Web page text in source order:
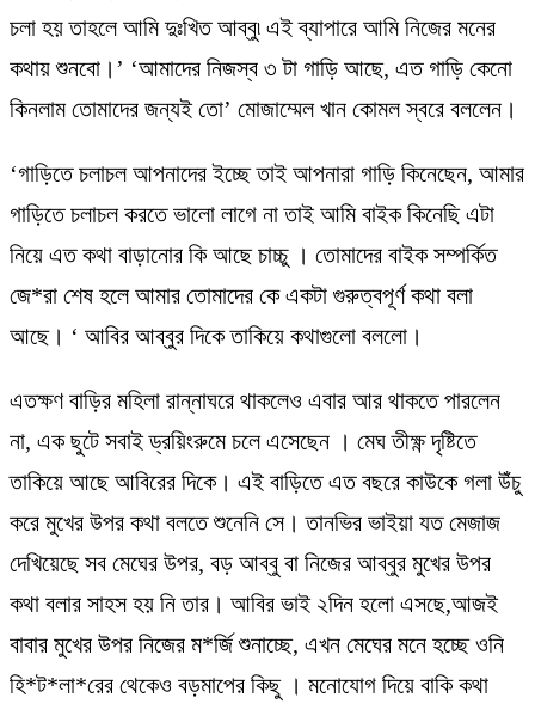
চলা হয় তাহলে আমি দুঃখিত আব্বু৷ এই ব্যাপারে আমি নিজের মনের
কথায় শুনবো।’ ‘আমাদের নিজস্ব ৩ টা গাড়ি আছে, এত গাড়ি কেনো
কিনলাম তোমাদের জন্যই তো’ মোজাম্মেল খান কোমল স্বরে বললেন।
‘গাড়িতে চলাচল আপনাদের ইচ্ছে তাই আপনারা গাড়ি কিনেছেন, আমার
গাড়িতে চলাচল করতে ভালো লাগে না তাই আমি বাইক কিনেছি এটা
নিয়ে এত কথা বাড়ানোর কি আছে চাচ্চু । তোমাদের বাইক সম্পর্কিত
জে*রা শেষ হলে আমার তোমাদের কে একটা গুরুত্বপূর্ণ কথা বলা
আছে। ‘ আবির আব্বুর দিকে তাকিয়ে কথাগুলো বললো।
এতক্ষণ বাড়ির মহিলা রান্নাঘরে থাকলেও এবার আর থাকতে পারলেন
না, এক ছুটে সবাই ড্রয়িংরুমে চলে এসেছেন । মেঘ তীক্ষ্ণ দৃষ্টিতে
তাকিয়ে আছে আবিরের দিকে। এই বাড়িতে এত বছরে কাউকে গলা উঁচু
করে মুখের উপর কথা বলতে শুনেনি সে। তানভির ভাইয়া যত মেজাজ
দেখিয়েছে সব মেঘের উপর, বড় আব্বু বা নিজের আব্বুর মুখের উপর
কথা বলার সাহস হয় নি তার। আবির ভাই ২দিন হলো এসছে,আজই
বাবার মুখের উপর নিজের ম*র্জি শুনাচ্ছে, এখন মেঘের মনে হচ্ছে ওনি
হি*ট*লা*রের থেকেও বড়মাপের কিছু । মনোযোগ দিয়ে বাকি কথা